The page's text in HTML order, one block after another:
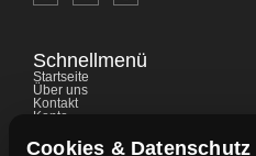
Schnellmenü
Startseite
Über uns
Kontakt
Konto
FAQ's
Cookies & Datenschutz